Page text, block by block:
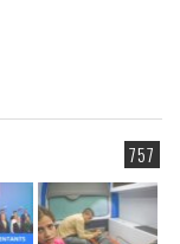
757